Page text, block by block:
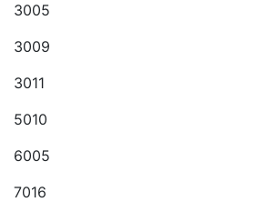
3005
3009
3011
5010
6005
7016